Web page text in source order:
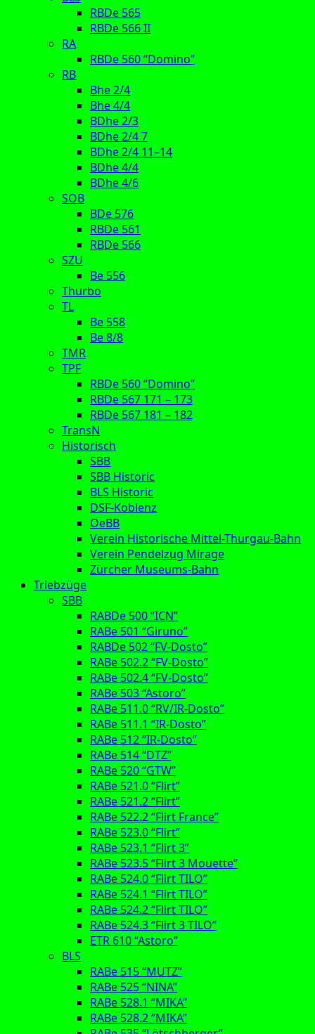
RBDe 565
RBDe 566 II
RA
RBDe 560 “Domino”
RB
Bhe 2/4
Bhe 4/4
BDhe 2/3
BDhe 2/4 7
BDhe 2/4 11–14
BDhe 4/4
BDhe 4/6
SOB
BDe 576
RBDe 561
RBDe 566
SZU
Be 556
Thurbo
TL
Be 558
Be 8/8
TMR
TPF
RBDe 560 “Domino”
RBDe 567 171 – 173
RBDe 567 181 – 182
TransN
Historisch
SBB
SBB Historic
BLS Historic
DSF-Koblenz
OeBB
Verein Historische Mittel-Thurgau-Bahn
Verein Pendelzug Mirage
Zürcher Museums-Bahn
Triebzüge
SBB
RABDe 500 “ICN”
RABe 501 “Giruno”
RABDe 502 “FV-Dosto”
RABe 502.2 “FV-Dosto”
RABe 502.4 “FV-Dosto”
RABe 503 “Astoro”
RABe 511.0 “RV/IR-Dosto”
RABe 511.1 “IR-Dosto”
RABe 512 “IR-Dosto”
RABe 514 “DTZ”
RABe 520 “GTW”
RABe 521.0 “Flirt”
RABe 521.2 “Flirt”
RABe 522.2 “Flirt France”
RABe 523.0 “Flirt”
RABe 523.1 “Flirt 3”
RABe 523.5 “Flirt 3 Mouette”
RABe 524.0 “Flirt TILO”
RABe 524.1 “Flirt TILO”
RABe 524.2 “Flirt TILO”
RABe 524.3 “Flirt 3 TILO”
ETR 610 “Astoro”
BLS
RABe 515 “MUTZ”
RABe 525 “NINA”
RABe 528.1 “MIKA”
RABe 528.2 “MIKA”